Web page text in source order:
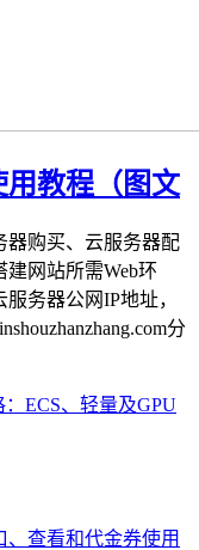
用教程（图文
器购买、云服务器配
网站所需Web环
务器公网IP地址，
分
ECS、轻量及GPU
查看和代金券使用